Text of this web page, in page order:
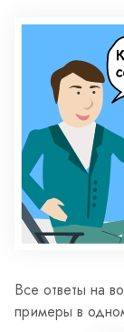
Все ответы на
примеры в